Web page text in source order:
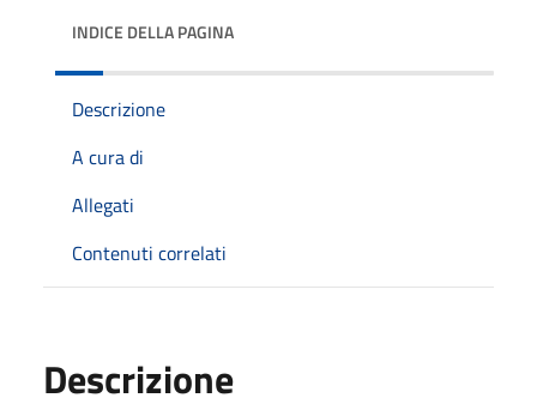
INDICE DELLA PAGINA
Descrizione
A cura di
Allegati
Contenuti correlati
Descrizione